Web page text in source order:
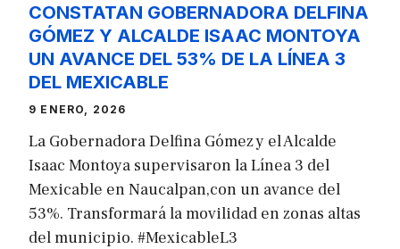
CONSTATAN GOBERNADORA DELFINA
GÓMEZ Y ALCALDE ISAAC MONTOYA
UN AVANCE DEL 53% DE LA LÍNEA 3
DEL MEXICABLE
9 ENERO, 2026
La Gobernadora Delfina Gómez y el Alcalde
Isaac Montoya supervisaron la Línea 3 del
Mexicable en Naucalpan,con un avance del
53%. Transformará la movilidad en zonas altas
del municipio. #MexicableL3